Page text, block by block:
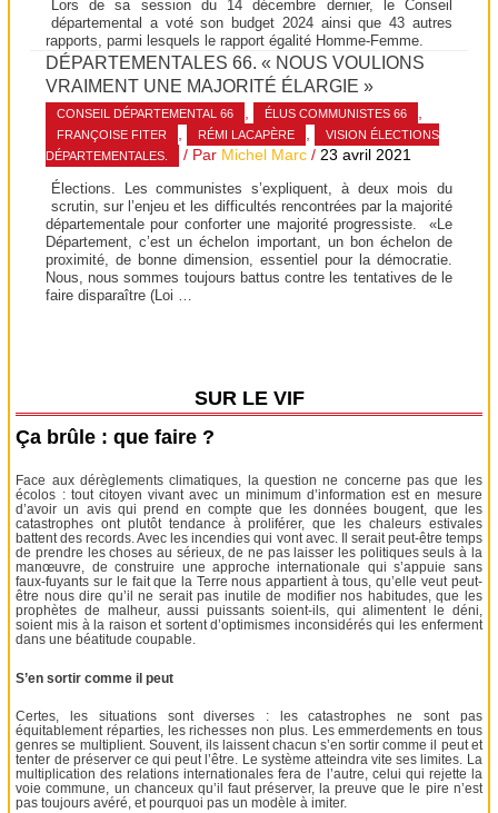
Lors de sa session du 14 décembre dernier, le Conseil
départemental a voté son budget 2024 ainsi que 43 autres
rapports, parmi lesquels le rapport égalité Homme-Femme.
DÉPARTEMENTALES 66. « NOUS VOULIONS
VRAIMENT UNE MAJORITÉ ÉLARGIE »
CONSEIL DÉPARTEMENTAL 66 ÉLUS COMMUNISTES 66
FRANÇOISE FITER RÉMI LACAPÈRE
VISION ÉLECTIONS
DÉPARTEMENTALES.
/ Par Michel Marc / 23 avril 2021
Élections. Les communistes s’expliquent, à deux mois du
scrutin, sur l’enjeu et les difficultés rencontrées par la majorité
départementale pour conforter une majorité progressiste. «Le
Département, c’est un échelon important, un bon échelon de
proximité, de bonne dimension, essentiel pour la démocratie.
Nous, nous sommes toujours battus contre les tentatives de le
faire disparaître (Loi …
SUR LE VIF
Ça brûle : que faire ?
Face aux dérèglements climatiques, la question ne concerne pas que les
écolos : tout citoyen vivant avec un minimum d’information est en mesure
d’avoir un avis qui prend en compte que les données bougent, que les
catastrophes ont plutôt tendance à proliférer, que les chaleurs estivales
battent des records. Avec les incendies qui vont avec. Il serait peut-être temps
de prendre les choses au sérieux, de ne pas laisser les politiques seuls à la
manœuvre, de construire une approche internationale qui s’appuie sans
faux-fuyants sur le fait que la Terre nous appartient à tous, qu’elle veut peut-
être nous dire qu’il ne serait pas inutile de modifier nos habitudes, que les
prophètes de malheur, aussi puissants soient-ils, qui alimentent le déni,
soient mis à la raison et sortent d’optimismes inconsidérés qui les enferment
dans une béatitude coupable.
S’en sortir comme il peut
Certes, les situations sont diverses : les catastrophes ne sont pas
équitablement réparties, les richesses non plus. Les emmerdements en tous
genres se multiplient. Souvent, ils laissent chacun s’en sortir comme il peut et
tenter de préserver ce qui peut l’être. Le système atteindra vite ses limites. La
multiplication des relations internationales fera de l’autre, celui qui rejette la
voie commune, un chanceux qu’il faut préserver, la preuve que le pire n’est
pas toujours avéré, et pourquoi pas un modèle à imiter.